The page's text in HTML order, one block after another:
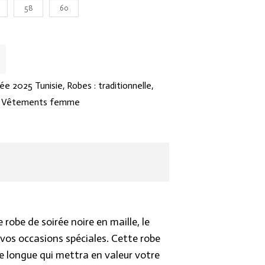
saura faire resplendir votre
confiance. Ne laissez pas passer
et rayonnante.
et son charme. Faites-vous
58 60
2025 Tunisie, Robes : traditionnelle,
Vêtements femme
de soirée noire en maille, le
occasions spéciales. Cette robe
longue qui mettra en valeur votre